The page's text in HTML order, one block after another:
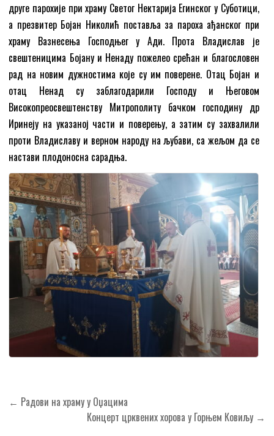
друге парохије при храму Светог Нектарија Егинског у Суботици,
а презвитер Бојан Николић поставља за пароха ађанског при
храму Вазнесења Господњег у Ади. Прота Владислав је
свештеницима Бојану и Ненаду пожелео срећан и благословен
рад на новим дужностима које су им поверене. Отац Бојан и
отац Ненад су заблагодарили Господу и Његовом
Високопреосвештенству Митрополиту бачком господину др
Иринеју на указаној части и поверењу, а затим су захвалили
проти Владиславу и верном народу на љубави, са жељом да се
настави плодоносна сарадња.
Кретање
← Радови на храму у Оџацима
Концерт црквених хорова у Горњем Ковиљу →